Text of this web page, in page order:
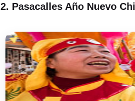
2. Pasacalles Año Nuevo